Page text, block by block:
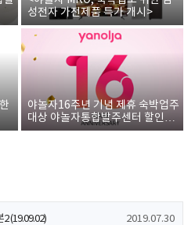
성전자 가전제품 특가 개시>
야놀자16주년 기념 제휴 숙박업주
대상 야놀자통합발주센터 할인쿠
폰 증정
(19.09.02) 2019.07.30